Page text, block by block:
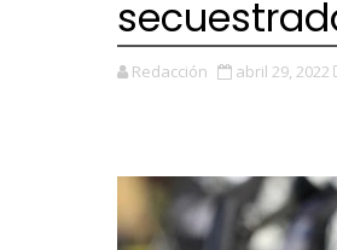
Redacción abril 29, 2022